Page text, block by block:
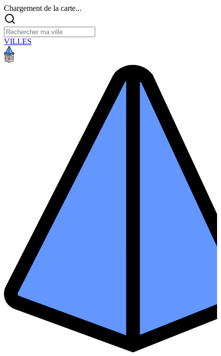
Chargement de la carte...
VILLES